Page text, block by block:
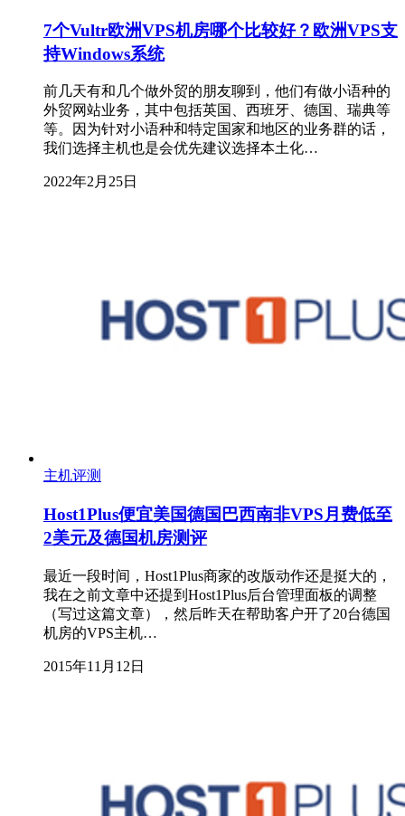
7个Vultr欧洲VPS机房哪个比较好？欧洲VPS支
持Windows系统
前几天有和几个做外贸的朋友聊到，他们有做小语种的
外贸网站业务，其中包括英国、西班牙、德国、瑞典等
等。因为针对小语种和特定国家和地区的业务群的话，
我们选择主机也是会优先建议选择本土化…
2022年2月25日
主机评测
Host1Plus便宜美国德国巴西南非VPS月费低至
2美元及德国机房测评
最近一段时间，Host1Plus商家的改版动作还是挺大的，
我在之前文章中还提到Host1Plus后台管理面板的调整
（写过这篇文章），然后昨天在帮助客户开了20台德国
机房的VPS主机…
2015年11月12日